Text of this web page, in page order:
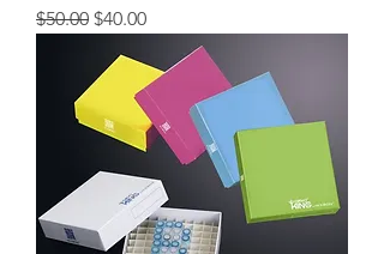
Precio
$50.00 Precio de oferta
$40.00